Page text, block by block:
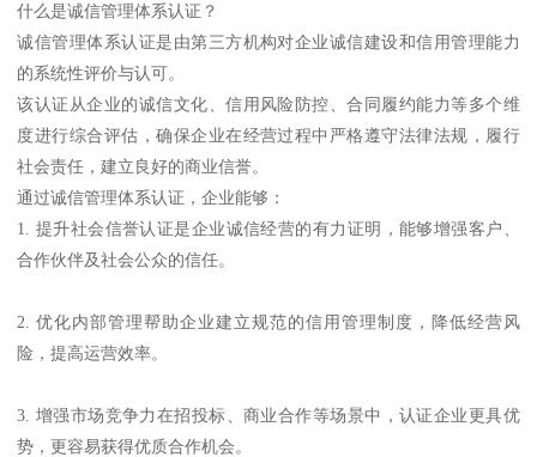
什么是诚信管理体系认证？
诚信管理体系认证是由第三方机构对企业诚信建设和信用管理能力
的系统性评价与认可。
该认证从企业的诚信文化、信用风险防控、合同履约能力等多个维
度进行综合评估，确保企业在经营过程中严格遵守法律法规，履行
社会责任，建立良好的商业信誉。
通过诚信管理体系认证，企业能够：
1. 提升社会信誉认证是企业诚信经营的有力证明，能够增强客户、
合作伙伴及社会公众的信任。
2. 优化内部管理帮助企业建立规范的信用管理制度，降低经营风
险，提高运营效率。
3. 增强市场竞争力在招投标、商业合作等场景中，认证企业更具优
势，更容易获得优质合作机会。